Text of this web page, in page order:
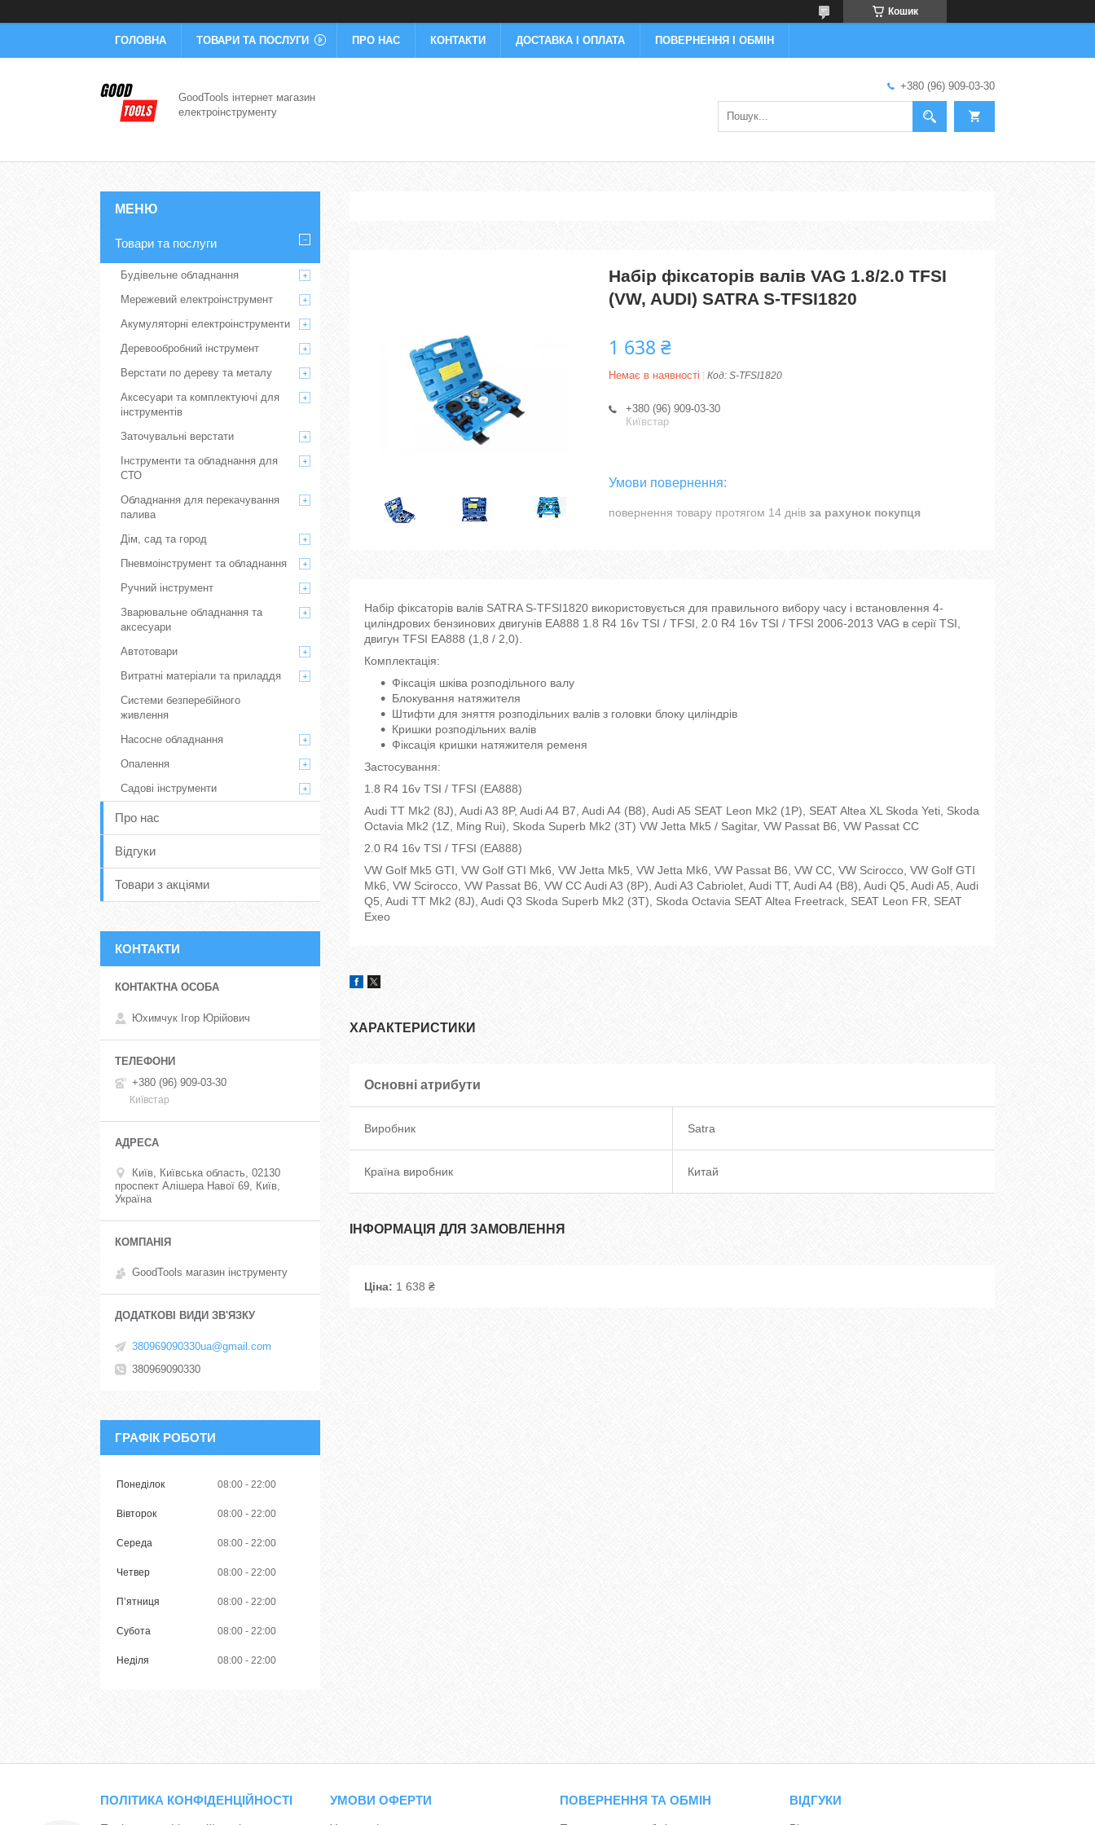
Кошик
ГОЛОВНА ТОВАРИ ТА ПОСЛУГИ ПРО НАС КОНТАКТИ ДОСТАВКА І ОПЛАТА ПОВЕРНЕННЯ І ОБМІН
GoodTools інтернет магазин
електроінструменту
+380 (96) 909-03-30
Набір фіксаторів валів VAG 1.8/2.0 TFSI
(VW, AUDI) SATRA S-TFSI1820
1 638 ₴
Немає в наявності Код: S-TFSI1820
+380 (96) 909-03-30
Київстар
повернення товару протягом 14 днів за рахунок покупця
Набір фіксаторів валів SATRA S-TFSI1820 використовується для правильного вибору часу і встановлення 4-
циліндрових бензинових двигунів EA888 1.8 R4 16v TSI / TFSI, 2.0 R4 16v TSI / TFSI 2006-2013 VAG в серії TSI,
двигун TFSI EA888 (1,8 / 2,0).
Комплектація:
Фіксація шківа розподільного валу
Блокування натяжителя
Штифти для зняття розподільних валів з головки блоку циліндрів
Кришки розподільних валів
Фіксація кришки натяжителя ременя
Застосування:
1.8 R4 16v TSI / TFSI (EA888)
Audi TT Mk2 (8J), Audi A3 8P, Audi A4 B7, Audi A4 (B8), Audi A5 SEAT Leon Mk2 (1P), SEAT Altea XL Skoda Yeti, Skoda
Octavia Mk2 (1Z, Ming Rui), Skoda Superb Mk2 (3T) VW Jetta Mk5 / Sagitar, VW Passat B6, VW Passat CC
2.0 R4 16v TSI / TFSI (EA888)
VW Golf Mk5 GTI, VW Golf GTI Mk6, VW Jetta Mk5, VW Jetta Mk6, VW Passat B6, VW CC, VW Scirocco, VW Golf GTI
Mk6, VW Scirocco, VW Passat B6, VW CC Audi A3 (8P), Audi A3 Cabriolet, Audi TT, Audi A4 (B8), Audi Q5, Audi A5, Audi
Q5, Audi TT Mk2 (8J), Audi Q3 Skoda Superb Mk2 (3T), Skoda Octavia SEAT Altea Freetrack, SEAT Leon FR, SEAT
Exeo
ХАРАКТЕРИСТИКИ
Основні атрибути
Виробник Satra
Країна виробник Китай
ІНФОРМАЦІЯ ДЛЯ ЗАМОВЛЕННЯ
Ціна: 1 638 ₴
Товари та послуги
Будівельне обладнання
Мережевий електроінструмент
Акумуляторні електроінструменти
Деревообробний інструмент
Верстати по дереву та металу
Аксесуари та комплектуючі для
інструментів
Заточувальні верстати
Інструменти та обладнання для
СТО
Обладнання для перекачування
палива
Дім, сад та город
Пневмоінструмент та обладнання
Ручний інструмент
Зварювальне обладнання та
аксесуари
Автотовари
Витратні матеріали та приладдя
Системи безперебійного
живлення
Насосне обладнання
Опалення
Садові інструменти
Про нас
Відгуки
Товари з акціями
КОНТАКТИ
Юхимчук Ігор Юрійович
+380 (96) 909-03-30
Київстар
Київ, Київська область, 02130
проспект Алішера Навої 69, Київ,
Україна
GoodTools магазин інструменту
380969090330ua@gmail.com
380969090330
ГРАФІК РОБОТИ
Понеділок 08:00 22:00
Вівторок 08:00 22:00
Середа 08:00 22:00
Четвер 08:00 22:00
Пʼятниця 08:00 22:00
Субота 08:00 22:00
Неділя 08:00 22:00
ПОЛІТИКА КОНФІДЕНЦІЙНОСТІ УМОВИ ОФЕРТИ ПОВЕРНЕННЯ ТА ОБМІН ВІДГУКИ